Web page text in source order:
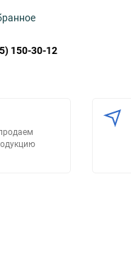
150-30-12